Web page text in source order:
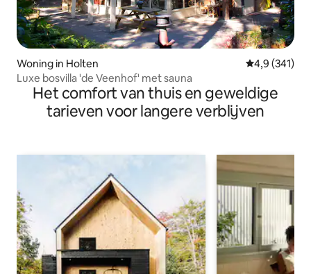
Woning in Holten Gemiddelde
4,9 (341)
Luxe bosvilla 'de Veenhof' met sauna
Het comfort van thuis en geweldige
tarieven voor langere verblijven